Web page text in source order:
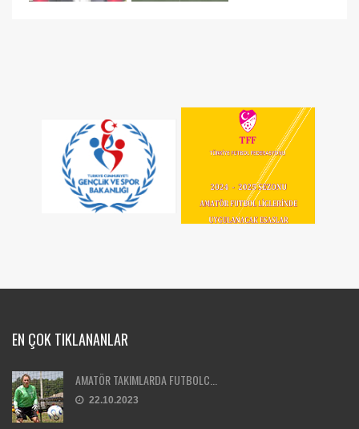
EN ÇOK TIKLANANLAR
AMATÖR TAKIMLARDA FUTBOLC...
22.10.2023